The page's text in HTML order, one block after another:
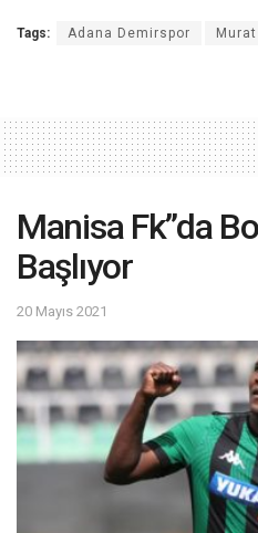
Tags: Adana Demirspor
Manisa Fk”da
Başlıyor
20 Mayıs 2021